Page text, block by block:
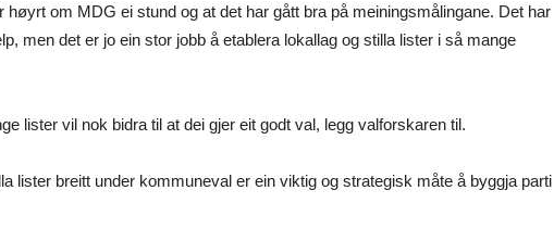
høyrt om MDG ei stund og at det har gått bra på meiningsmålingane. Det har
men det er jo ein stor jobb å etablera lokallag og stilla lister i så mange
lister vil nok bidra til at dei gjer eit godt val, legg valforskaren til.
lister breitt under kommuneval er ein viktig og strategisk måte å byggja parti